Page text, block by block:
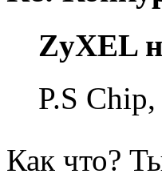
ZyXEL
P.S
Как что?